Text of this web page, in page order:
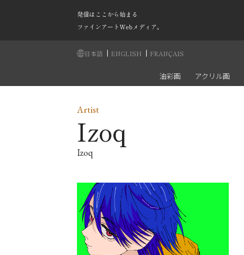
発信はここから始まる
ファインアートWebメディア。
日本語 | ENGLISH | FRANÇAIS
油彩画 アクリル画
Artist
Izoq
Izoq